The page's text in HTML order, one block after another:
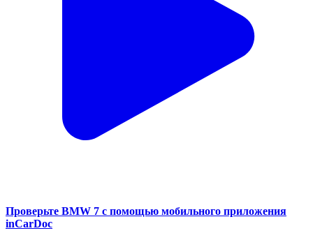
Проверьте BMW 7 с помощью мобильного приложения
inCarDoc